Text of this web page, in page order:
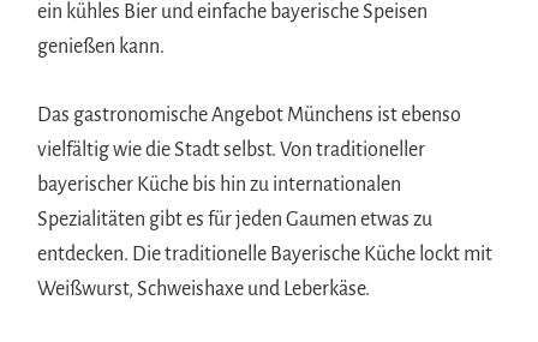
ein kühles Bier und einfache bayerische Speisen
genießen kann.
Das gastronomische Angebot Münchens ist ebenso
vielfältig wie die Stadt selbst. Von traditioneller
bayerischer Küche bis hin zu internationalen
Spezialitäten gibt es für jeden Gaumen etwas zu
entdecken. Die traditionelle Bayerische Küche lockt mit
Weißwurst, Schweishaxe und Leberkäse.